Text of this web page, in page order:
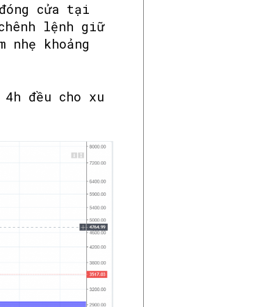
cửa tại
lệnh giữ
khoảng
đều cho xu